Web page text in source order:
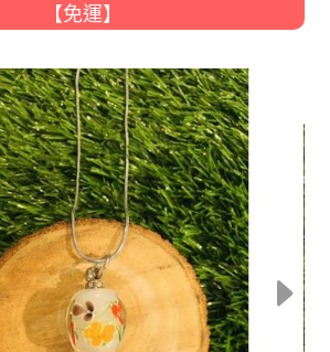
【免運】